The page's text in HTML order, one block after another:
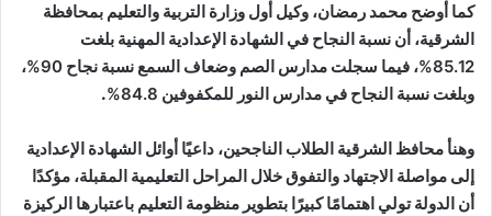
كما أوضح محمد رمضان، وكيل أول وزارة التربية والتعليم بمحافظة
الشرقية، أن نسبة النجاح في الشهادة الإعدادية المهنية بلغت
85.12%
، فيما سجلت مدارس الصم وضعاف السمع نسبة نجاح 90%
،
وبلغت نسبة النجاح في مدارس النور للمكفوفين 84.8%
.
وهنأ محافظ الشرقية الطلاب الناجحين، داعيًا أوائل الشهادة الإعدادية
إلى مواصلة الاجتهاد والتفوق خلال المراحل التعليمية المقبلة، مؤكدًا
أن الدولة تولي اهتمامًا كبيرًا بتطوير منظومة التعليم باعتبارها الركيزة